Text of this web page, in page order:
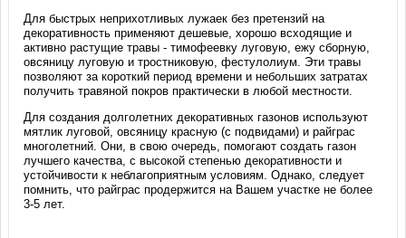
Для быстрых неприхотливых лужаек без претензий на
декоративность применяют дешевые, хорошо всходящие и
активно растущие травы - тимофеевку луговую, ежу сборную,
овсяницу луговую и тростниковую, фестулолиум. Эти травы
позволяют за короткий период времени и небольших затратах
получить травяной покров практически в любой местности.
Для создания долголетних декоративных газонов используют
мятлик луговой, овсяницу красную (с подвидами) и райграс
многолетний. Они, в свою очередь, помогают создать газон
лучшего качества, с высокой степенью декоративности и
устойчивости к неблагоприятным условиям. Однако, следует
помнить, что райграс продержится на Вашем участке не более
3-5 лет.